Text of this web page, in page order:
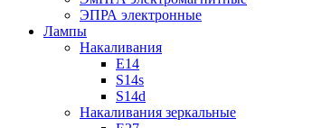
ЭПРА электронные
Лампы
Накаливания
Е14
S14s
S14d
Накаливания зеркальные